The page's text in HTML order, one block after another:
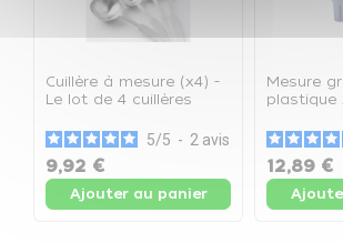
Cuillère à mesure (x4) -
Le lot de 4 cuillères
5/5 - 2 avis
9,92 €
Ajouter au panier
Mesure
plastique
plastique
12,89 €